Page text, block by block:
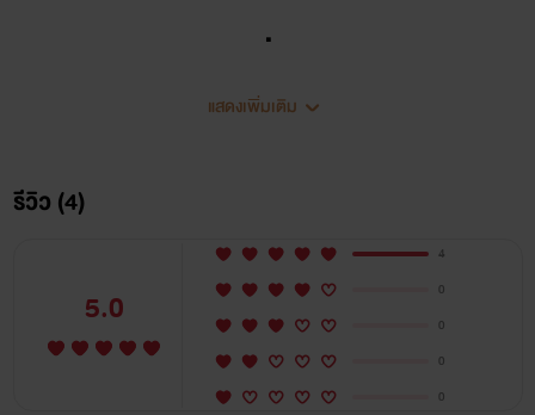
.
.
ด้วยความสัตย์…กระหม่อมมิอาจเอื้อมพระองค์ได้
หากว่าแค่เงาของกระหม่อมได้อยู่เคียงแบบนี้…กระ
หม่อนก็พึงใจแล้ว
แสดงเพิ่มเติม
รีวิว (4)
5.0
4
0
0
0
0